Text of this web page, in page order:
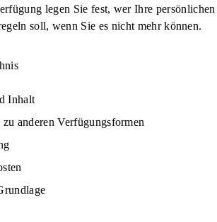
legen Sie fest, wer Ihre persönlichen
soll, wenn Sie es nicht mehr können.
Inhalt
anderen Verfügungsformen